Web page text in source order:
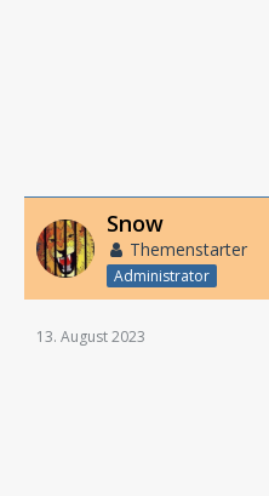
Snow
Themenstarter
Administrator
13. August 2023